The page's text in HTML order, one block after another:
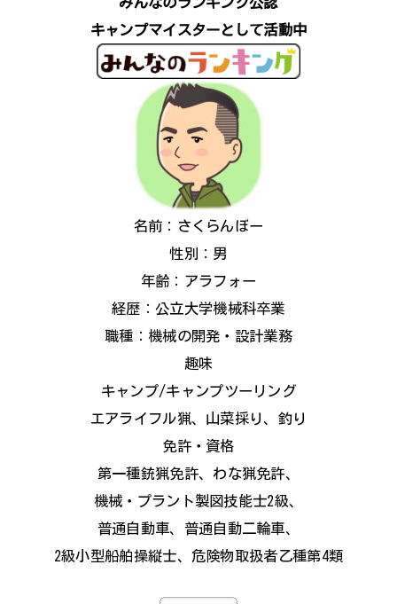
キャンプマイスターとして活動中
名前：さくらんぼー
性別：男
年齢：アラフォー
経歴：公立大学機械科卒業
職種：機械の開発・設計業務
趣味
キャンプ/キャンプツーリング
エアライフル猟、山菜採り、釣り
免許・資格
第一種銃猟免許、わな猟免許、
機械・プラント製図技能士2級、
普通自動車、普通自動二輪車、
2級小型船舶操縦士、危険物取扱者乙種第4類